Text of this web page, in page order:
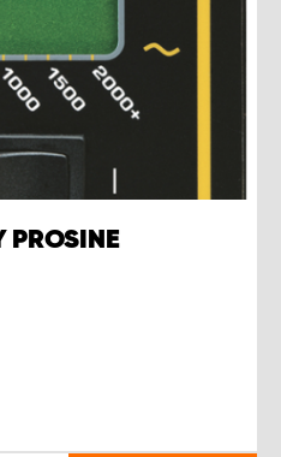
PROSINE